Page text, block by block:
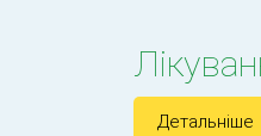
Детальніше